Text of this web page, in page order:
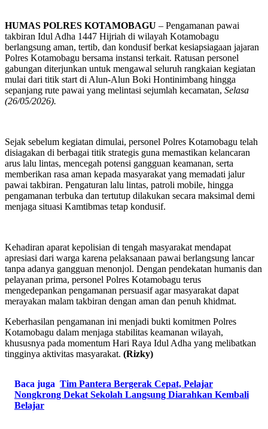
HUMAS POLRES KOTAMOBAGU – Pengamanan pawai
takbiran Idul Adha 1447 Hijriah di wilayah Kotamobagu
berlangsung aman, tertib, dan kondusif berkat kesiapsiagaan jajaran
Polres Kotamobagu bersama instansi terkait. Ratusan personel
gabungan diterjunkan untuk mengawal seluruh rangkaian kegiatan
mulai dari titik start di Alun-Alun Boki Hontinimbang hingga
sepanjang rute pawai yang melintasi sejumlah kecamatan, Selasa
(26/05/2026).
Sejak sebelum kegiatan dimulai, personel Polres Kotamobagu telah
disiagakan di berbagai titik strategis guna memastikan kelancaran
arus lalu lintas, mencegah potensi gangguan keamanan, serta
memberikan rasa aman kepada masyarakat yang memadati jalur
pawai takbiran. Pengaturan lalu lintas, patroli mobile, hingga
pengamanan terbuka dan tertutup dilakukan secara maksimal demi
menjaga situasi Kamtibmas tetap kondusif.
Kehadiran aparat kepolisian di tengah masyarakat mendapat
apresiasi dari warga karena pelaksanaan pawai berlangsung lancar
tanpa adanya gangguan menonjol. Dengan pendekatan humanis dan
pelayanan prima, personel Polres Kotamobagu terus
mengedepankan pengamanan persuasif agar masyarakat dapat
merayakan malam takbiran dengan aman dan penuh khidmat.
Keberhasilan pengamanan ini menjadi bukti komitmen Polres
Kotamobagu dalam menjaga stabilitas keamanan wilayah,
khususnya pada momentum Hari Raya Idul Adha yang melibatkan
tingginya aktivitas masyarakat. (Rizky)
Baca juga Tim Pantera Bergerak Cepat, Pelajar
Nongkrong Dekat Sekolah Langsung Diarahkan Kembali
Belajar